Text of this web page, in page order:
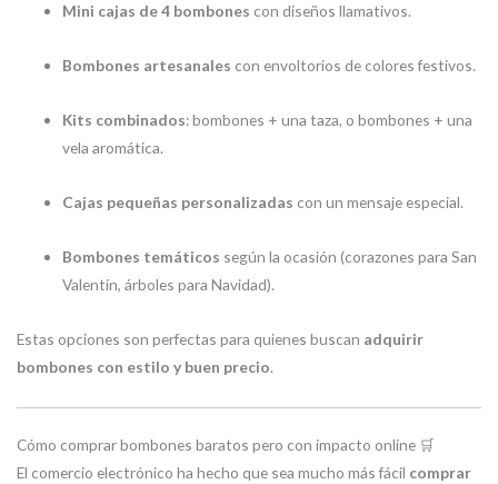
Mini cajas de 4 bombones con diseños llamativos.
Bombones artesanales con envoltorios de colores festivos.
Kits combinados: bombones + una taza, o bombones + una
vela aromática.
Cajas pequeñas personalizadas con un mensaje especial.
Bombones temáticos según la ocasión (corazones para San
Valentín, árboles para Navidad).
Estas opciones son perfectas para quienes buscan adquirir
bombones con estilo y buen precio.
Cómo comprar bombones baratos pero con impacto online 🛒
El comercio electrónico ha hecho que sea mucho más fácil comprar